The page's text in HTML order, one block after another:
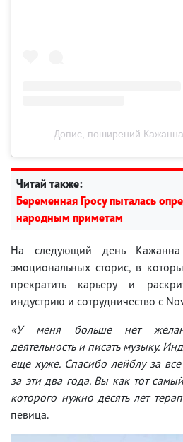
Допис, поширений
Читай также:
Беременная Гросу пыталась
народным приметам
На следующий день
эмоциональных сторис, в
прекратить карьеру и
индустрию и сотрудничество с
«У меня больше нет
деятельность и писать музыку.
еще хуже. Спасибо лейблу за
за эти два года. Вы как тот
которого нужно десять лет
певица.